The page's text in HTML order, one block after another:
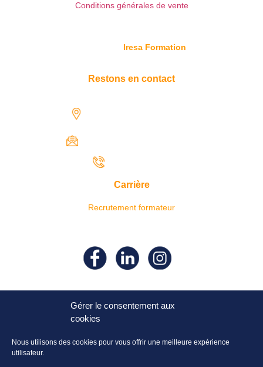
Gérer le consentement aux
cookies
Nous utilisons des cookies pour vous offrir une meilleure expérience
utilisateur.
Conditions générales de vente
Iresa Formation
Restons en contact
Carrière
Recrutement formateur